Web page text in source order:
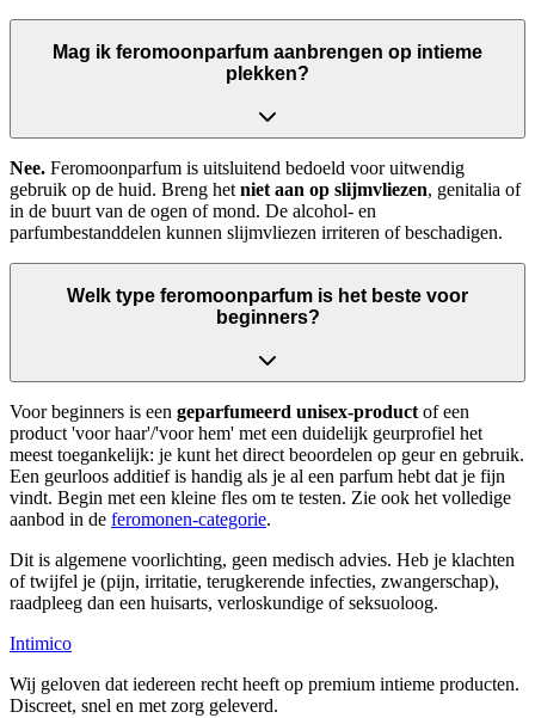
Mag ik feromoonparfum aanbrengen op intieme
plekken?
Nee. Feromoonparfum is uitsluitend bedoeld voor uitwendig
gebruik op de huid. Breng het niet aan op slijmvliezen, genitalia of
in de buurt van de ogen of mond. De alcohol- en
parfumbestanddelen kunnen slijmvliezen irriteren of beschadigen.
Welk type feromoonparfum is het beste voor
beginners?
Voor beginners is een geparfumeerd unisex-product of een
product 'voor haar'/'voor hem' met een duidelijk geurprofiel het
meest toegankelijk: je kunt het direct beoordelen op geur en gebruik.
Een geurloos additief is handig als je al een parfum hebt dat je fijn
vindt. Begin met een kleine fles om te testen. Zie ook het volledige
aanbod in de feromonen-categorie.
Dit is algemene voorlichting, geen medisch advies. Heb je klachten
of twijfel je (pijn, irritatie, terugkerende infecties, zwangerschap),
raadpleeg dan een huisarts, verloskundige of seksuoloog.
Intimico
Wij geloven dat iedereen recht heeft op premium intieme producten.
Discreet, snel en met zorg geleverd.